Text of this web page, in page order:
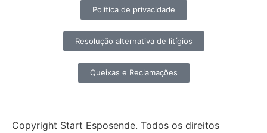
Política de privacidade
Resolução alternativa de litígios
Queixas e Reclamações
Copyright Start Esposende. Todos os direitos